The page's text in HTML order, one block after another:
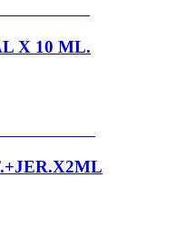
X 10 ML.